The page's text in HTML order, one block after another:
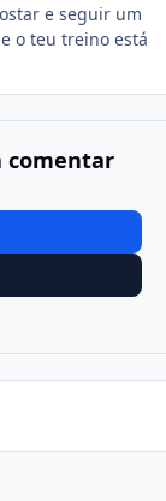
e seguir um
o teu treino está
comentar